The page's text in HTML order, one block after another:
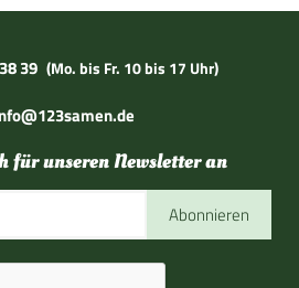
39 (Mo. bis Fr. 10 bis 17 Uhr)
für unseren Newsletter an
Abonnieren